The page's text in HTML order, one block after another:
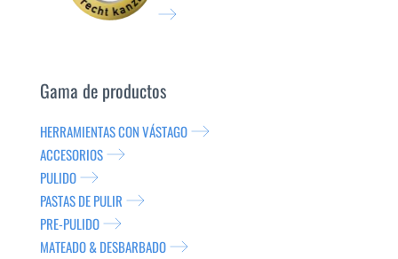
Gama de productos
HERRAMIENTAS CON VÁSTAGO
ACCESORIOS
PULIDO
PASTAS DE PULIR
PRE-PULIDO
MATEADO & DESBARBADO